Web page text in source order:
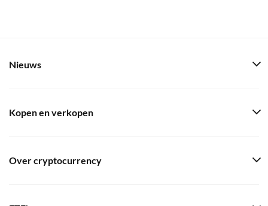
Nieuws
Kopen en verkopen
Over cryptocurrency